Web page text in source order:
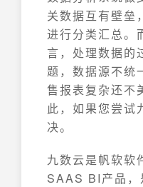
关数据互有壁垒
进行分类汇总。
言，处理数据的
题，数据源不统
售报表复杂还不
此，如果您尝试
决。
九数云是帆软软
SAAS BI产品，